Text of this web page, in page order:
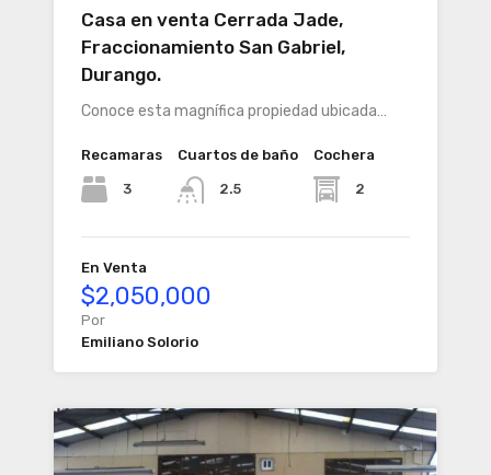
Casa en venta Cerrada Jade,
Fraccionamiento San Gabriel,
Durango.
Conoce esta magnífica propiedad ubicada…
Recamaras
3
Cuartos de baño
2.5
Cochera
2
En Venta
$2,050,000
Por
Emiliano Solorio